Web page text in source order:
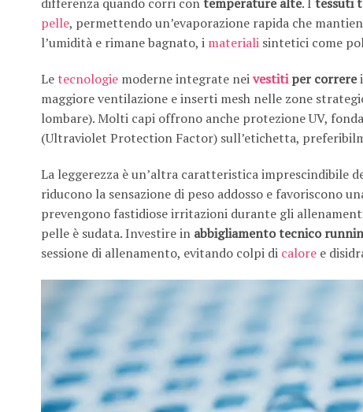
pelle, permettendo un’evaporazione rapida che
l’umidità e rimane bagnato, i materiali sintetici come
Letecnologie moderne integrate neivestitiper correre
maggiore ventilazione e inserti mesh nelle zone
lombare). Molti capi offrono anche protezione UV,
(Ultraviolet Protection Factor) sull’etichetta,
La leggerezza è un’altra caratteristica imprescindibile
riducono la sensazione di peso addosso e favoriscono
prevengono fastidiose irritazioni durante gli
pelle è sudata. Investire in abbigliamento tecnico
sessione di allenamento, evitando colpi di calore e